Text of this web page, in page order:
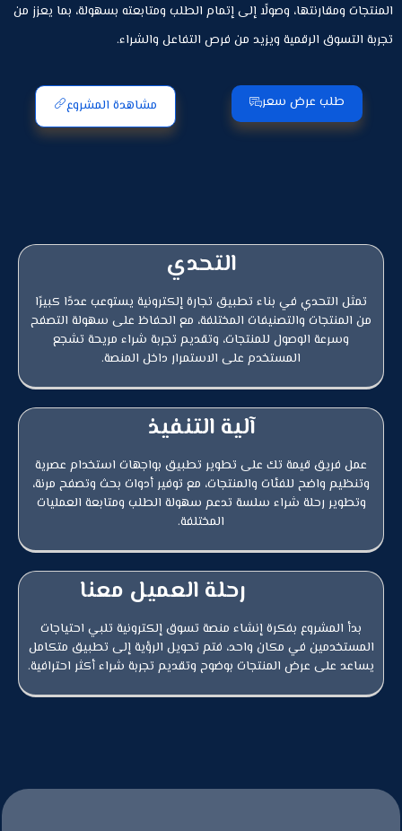
المنتجات ومقارنتها، وصولًا إلى إتمام الطلب ومتابعته بسهولة، بما يعزز من
تجربة التسوق الرقمية ويزيد من فرص التفاعل والشراء.
طلب عرض سعر مشاهدة المشروع
التحدي
تمثل التحدي في بناء تطبيق تجارة إلكترونية يستوعب عددًا كبيرًا
من المنتجات والتصنيفات المختلفة، مع الحفاظ على سهولة التصفح
وسرعة الوصول للمنتجات، وتقديم تجربة شراء مريحة تشجع
المستخدم على الاستمرار داخل المنصة.
آلية التنفيذ
عمل فريق قيمة تك على تطوير تطبيق بواجهات استخدام عصرية
وتنظيم واضح للفئات والمنتجات، مع توفير أدوات بحث وتصفح مرنة،
وتطوير رحلة شراء سلسة تدعم سهولة الطلب ومتابعة العمليات
المختلفة.
رحلة العميل معنا
بدأ المشروع بفكرة إنشاء منصة تسوق إلكترونية تلبي احتياجات
المستخدمين في مكان واحد، فتم تحويل الرؤية إلى تطبيق متكامل
يساعد على عرض المنتجات بوضوح وتقديم تجربة شراء أكثر احترافية.